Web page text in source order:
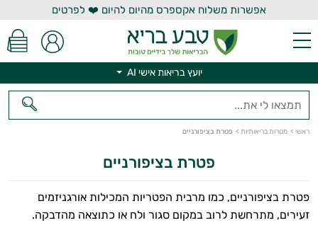
אפשרות משלוח אקספרס מהיום להיום ❤️ לפרטים
יועץ בריאות אישי AI
ראשי > מטרות בריאותיות > פטרת בציפורניים
פטרת בציפורניים
פטרת בציפורניים, כמו מרבית הפטריות המכילות אורגניזמים
זעירים, מתרחשת לרוב במקום סגור ולח או כתוצאה מהדבקה.
יועץ בריאות אישי AI